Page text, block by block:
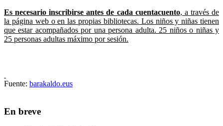
Es necesario inscribirse antes de cada cuentacuento, a través de
la página web o en las propias bibliotecas. Los niños y niñas tienen
que estar acompañados por una persona adulta. 25 niños o niñas y
25 personas adultas máximo por sesión.
Fuente: barakaldo.eus
En breve